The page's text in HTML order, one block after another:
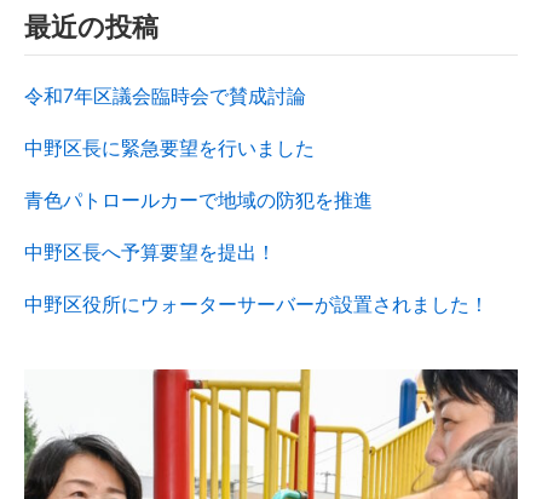
最近の投稿
令和7年区議会臨時会で賛成討論
中野区長に緊急要望を行いました
青色パトロールカーで地域の防犯を推進
中野区長へ予算要望を提出！
中野区役所にウォーターサーバーが設置されました！